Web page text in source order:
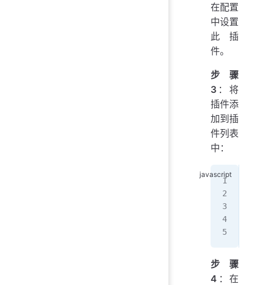
在配置
中设置
此插
件。
步骤
3 ：将
插件添
加到插
件列表
中：
步骤
4 ：在